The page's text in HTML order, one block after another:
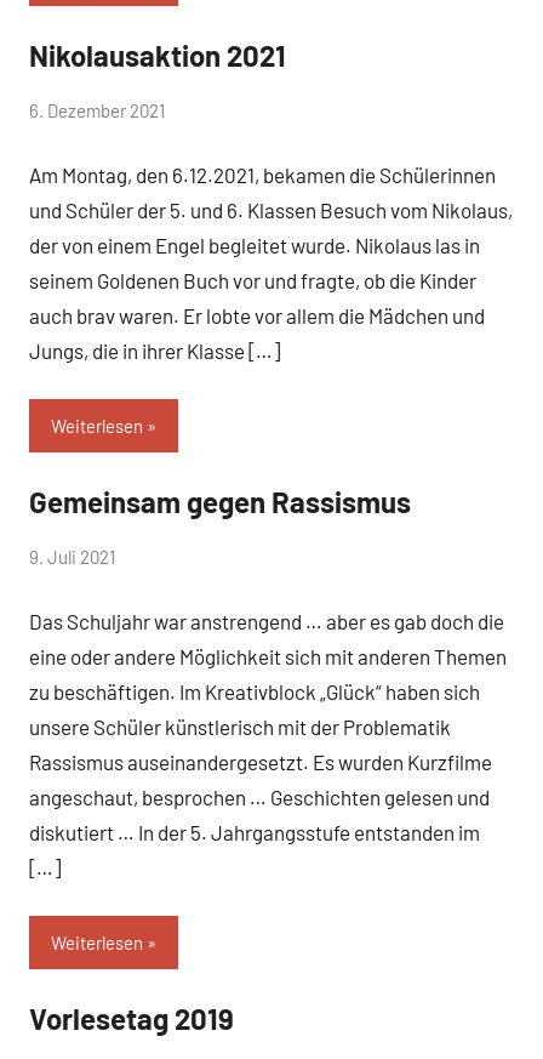
Allgemein
Nikolausaktion 2021
von
Peißenberg
6. Dezember 2021
Am Montag, den 6.12.2021, bekamen die Schülerinnen
und Schüler der 5. und 6. Klassen Besuch vom Nikolaus,
der von einem Engel begleitet wurde. Nikolaus las in
seinem Goldenen Buch vor und fragte, ob die Kinder
auch brav waren. Er lobte vor allem die Mädchen und
Jungs, die in ihrer Klasse […]
Weiterlesen
Allgemein
Gemeinsam gegen Rassismus
von
Peißenberg
9. Juli 2021
Das Schuljahr war anstrengend … aber es gab doch die
eine oder andere Möglichkeit sich mit anderen Themen
zu beschäftigen. Im Kreativblock „Glück“ haben sich
unsere Schüler künstlerisch mit der Problematik
Rassismus auseinandergesetzt. Es wurden Kurzfilme
angeschaut, besprochen … Geschichten gelesen und
diskutiert … In der 5. Jahrgangsstufe entstanden im
[…]
Weiterlesen
Allgemein
Vorlesetag 2019